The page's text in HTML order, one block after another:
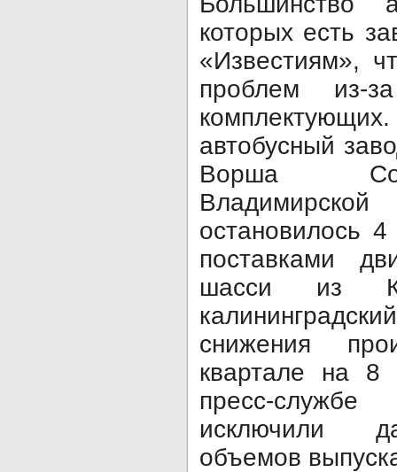
которых есть
«Известиям»,
проблем из-
автобусный
Ворша
Владимирской
остановилось
поставками
шасси из
снижения
квартале на 8
пресс-
исключили
объемов